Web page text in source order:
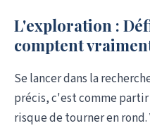
L'exploration :
comptent
Se lancer dans la
précis, c'est comme partir
risque de tourner en